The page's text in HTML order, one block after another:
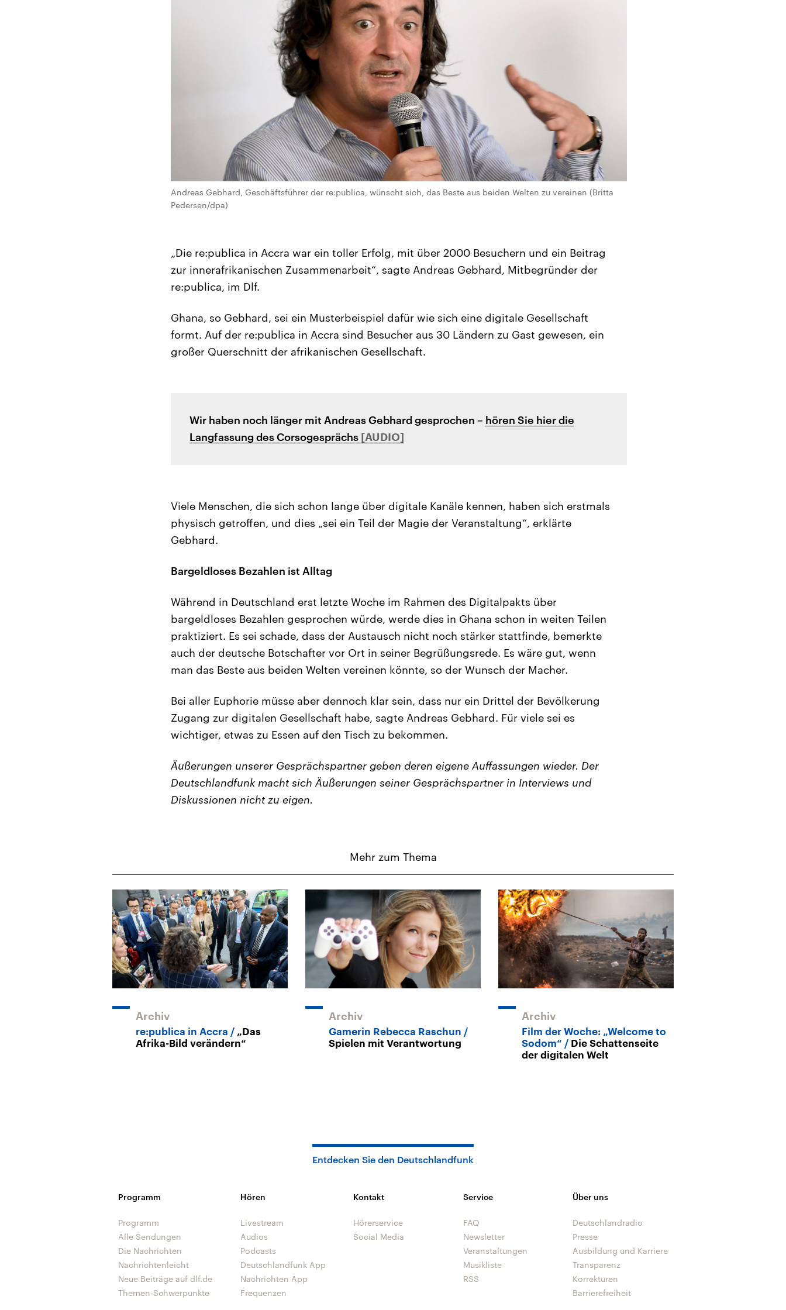
Andreas Gebhard, Geschäftsführer der re:publica, wünscht sich, das Beste aus beiden Welten zu vereinen (Britta
Pedersen/dpa)
„Die re:publica in Accra war ein toller Erfolg, mit über 2000 Besuchern und ein Beitrag
zur innerafrikanischen Zusammenarbeit“, sagte Andreas Gebhard, Mitbegründer der
re:publica, im Dlf.
Ghana, so Gebhard, sei ein Musterbeispiel dafür wie sich eine digitale Gesellschaft
formt. Auf der re:publica in Accra sind Besucher aus 30 Ländern zu Gast gewesen, ein
großer Querschnitt der afrikanischen Gesellschaft.
Wir haben noch länger mit Andreas Gebhard gesprochen – hören Sie hier die
Langfassung des Corsogesprächs
Viele Menschen, die sich schon lange über digitale Kanäle kennen, haben sich erstmals
physisch getroffen, und dies „sei ein Teil der Magie der Veranstaltung“, erklärte
Gebhard.
Bargeldloses Bezahlen ist Alltag
Während in Deutschland erst letzte Woche im Rahmen des Digitalpakts über
bargeldloses Bezahlen gesprochen würde, werde dies in Ghana schon in weiten Teilen
praktiziert. Es sei schade, dass der Austausch nicht noch stärker stattfinde, bemerkte
auch der deutsche Botschafter vor Ort in seiner Begrüßungsrede. Es wäre gut, wenn
man das Beste aus beiden Welten vereinen könnte, so der Wunsch der Macher.
Bei aller Euphorie müsse aber dennoch klar sein, dass nur ein Drittel der Bevölkerung
Zugang zur digitalen Gesellschaft habe, sagte Andreas Gebhard. Für viele sei es
wichtiger, etwas zu Essen auf den Tisch zu bekommen.
Äußerungen unserer Gesprächspartner geben deren eigene Auffassungen wieder. Der
Deutschlandfunk macht sich Äußerungen seiner Gesprächspartner in Interviews und
Diskussionen nicht zu eigen.
Mehr zum Thema
Archiv
re:publica in Accra
„Das
Afrika-Bild verändern“
Archiv
Gamerin Rebecca Raschun
Spielen mit Verantwortung
Archiv
Film der Woche: „Welcome to
Sodom“
Die Schattenseite
der digitalen Welt
Entdecken Sie den Deutschlandfunk
Programm
Programm
Alle Sendungen
Die Nachrichten
Nachrichtenleicht
Neue Beiträge auf dlf.de
Themen-Schwerpunkte
Hören
Livestream
Audios
Podcasts
Deutschlandfunk App
Nachrichten App
Frequenzen
Kontakt
Hörerservice
Social Media
Service
FAQ
Newsletter
Veranstaltungen
Musikliste
RSS
Über uns
Deutschlandradio
Presse
Ausbildung und Karriere
Transparenz
Korrekturen
Barrierefreiheit